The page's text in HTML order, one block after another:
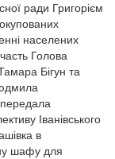
ради Григорієм
населених
Голова
Бігун та
Іванівського
в
шафу для